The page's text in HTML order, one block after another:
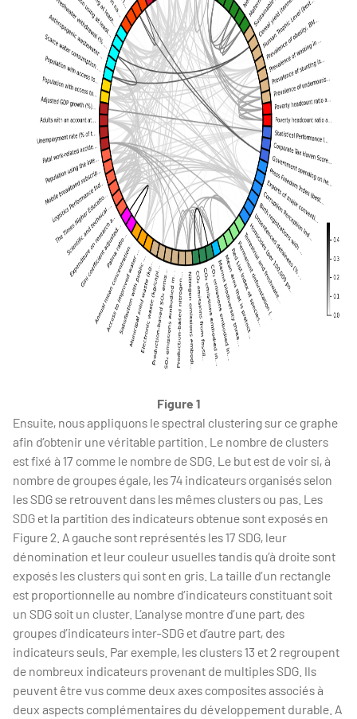
Figure 1
Ensuite, nous appliquons le spectral clustering sur ce graphe
afin d’obtenir une véritable partition. Le nombre de clusters
est fixé à 17 comme le nombre de SDG. Le but est de voir si, à
nombre de groupes égale, les 74 indicateurs organisés selon
les SDG se retrouvent dans les mêmes clusters ou pas. Les
SDG et la partition des indicateurs obtenue sont exposés en
Figure 2. A gauche sont représentés les 17 SDG, leur
dénomination et leur couleur usuelles tandis qu’à droite sont
exposés les clusters qui sont en gris. La taille d’un rectangle
est proportionnelle au nombre d’indicateurs constituant soit
un SDG soit un cluster. L’analyse montre d’une part, des
groupes d’indicateurs inter-SDG et d’autre part, des
indicateurs seuls. Par exemple, les clusters 13 et 2 regroupent
de nombreux indicateurs provenant de multiples SDG. Ils
peuvent être vus comme deux axes composites associés à
deux aspects complémentaires du développement durable. A